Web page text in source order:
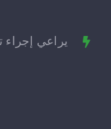
يراعي إجراء